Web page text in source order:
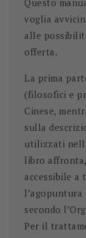
Questo
voglia
alle
offerta.
La prima
(filosofici e
Cinese,
sulla
utilizzati
libro
accessibile
secondo
Per il